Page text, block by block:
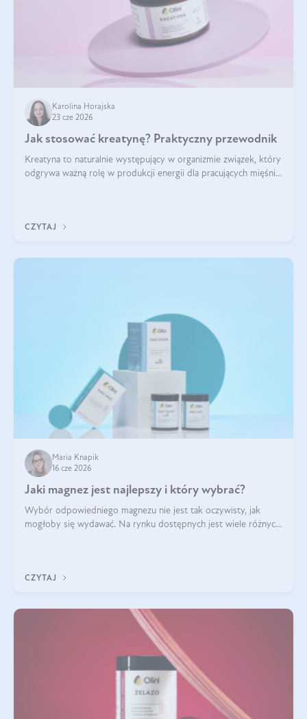
Karolina Horajska
23 cze 2026
Jak stosować kreatynę? Praktyczny przewodnik
Kreatyna to naturalnie występujący w organizmie związek, który
odgrywa ważną rolę w produkcji energii dla pracujących mięśni.
CZYTAJ
Maria Knapik
16 cze 2026
Jaki magnez jest najlepszy i który wybrać?
Wybór odpowiedniego magnezu nie jest tak oczywisty, jak
mogłoby się wydawać. Na rynku dostępnych jest wiele różnych
CZYTAJ